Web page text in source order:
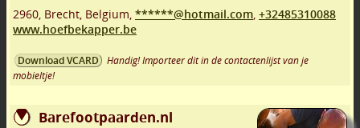
2960, Brecht, Belgium, ******@hotmail.com, +32485310088
www.hoefbekapper.be
Download VCARD
Handig! Importeer dit in de contactenlijst van je
mobieltje!
Barefootpaarden.nl